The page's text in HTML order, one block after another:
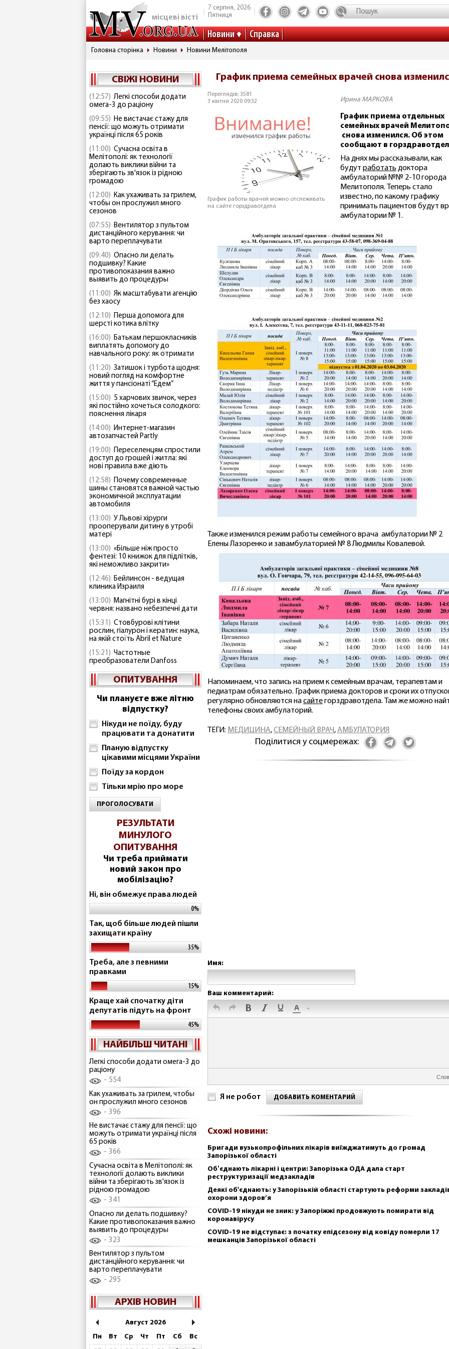
місцеві вісті
7 серпня, 2026
Пятниця
Новини Справка
Головна сторінка Новини Новини Мелітополя
СВІЖІ НОВИНИ
(12:57) Легкі способи додати
омега-3 до раціону
(09:55) Не вистачає стажу для
пенсії: що можуть отримати
українці після 65 років
(11:00) Сучасна освіта в
Мелітополі: як технології
долають виклики війни та
зберігають зв'язок із рідною
громадою
(12:00) Как ухаживать за грилем,
чтобы он прослужил много
сезонов
(07:55) Вентилятор з пультом
дистанційного керування: чи
варто переплачувати
(09:40) Опасно ли делать
подшивку? Какие
противопоказания важно
выявить до процедуры
(11:00) Як масштабувати агенцію
без хаосу
(12:10) Перша допомога для
шерсті котика влітку
(16:00) Батькам першокласників
виплатять допомогу до
навчального року: як отримати
(11:20) Затишок і турбота щодня:
новий погляд на комфортне
життя у пансіонаті “Едем”
(15:00) 5 харчових звичок, через
які постійно хочеться солодкого:
пояснення лікаря
(14:00) Интернет-магазин
автозапчастей Partly
(19:00) Переселенцям спростили
доступ до грошей і житла: які
нові правила вже діють
(12:58) Почему современные
шины становятся важной частью
экономичной эксплуатации
автомобиля
(13:00) У Львові хірурги
прооперували дитину в утробі
матері
(13:00) «Більше ніж просто
фентезі: 10 книжок для підлітків,
які неможливо закрити»
(12:46) Бейлинсон - ведущая
клиника Израиля
(13:00) Магнітні бурі в кінці
червня: названо небезпечні дати
(15:31) Стовбурові клітини
рослин, гіалурон і кератин: наука,
на якій стоїть Abril et Nature
(15:21) Частотные
преобразователи Danfoss
ОПИТУВАННЯ
Чи плануєте вже літню
відпустку?
Нікуди не поїду, буду
працювати та донатити
Планую відпустку
цікавими місцями України
Поїду за кордон
Тільки мрію про море
ПРОГОЛОСУВАТИ
РЕЗУЛЬТАТИ
МИНУЛОГО
ОПИТУВАННЯ
Чи треба приймати
новий закон про
мобілізацію?
Ні, він обмежує права людей
0%
Так, щоб більше людей пішли
захищати країну
35%
Треба, але з певними
правками
15%
Краще хай спочатку діти
депутатів підуть на фронт
45%
НАЙБІЛЬШ ЧИТАНІ
Легкі способи додати омега-3 до
раціону
554
Как ухаживать за грилем, чтобы
он прослужил много сезонов
396
Не вистачає стажу для пенсії: що
можуть отримати українці після
65 років
366
Сучасна освіта в Мелітополі: як
технології долають виклики
війни та зберігають зв'язок із
рідною громадою
341
Опасно ли делать подшивку?
Какие противопоказания важно
выявить до процедуры
323
Вентилятор з пультом
дистанційного керування: чи
варто переплачувати
295
АРХІВ НОВИН
Август 2026
Пн
Вт Ср Чт Пт Сб
Вс
График приема семейных врачей снова
Переглядів: 3581
3 квітня 2020 09:32
Ирина МАРКОВА
График работы врачей можно отслеживать
на сайте горздравотдела
График приема отдельных
семейных врачей
снова изменился. Об этом
сообщают в
На днях мы рассказывали, как
будут работать доктора
амбулаторий №№ 2-10 города
Мелитополя. Теперь стало
известно, по какому графику
принимать пациентов будут
амбулатории № 1.
Также изменился режим работы семейного врача амбулатории № 2
Елены Лазоренко и завамбулаторией № 8 Людмилы Ковалевой.
Напоминаем, что запись на прием к семейным врачам, терапевтам и
педиатрам обязательно. График приема докторов и сроки их
регулярно обновляются насайтегорздравотдела. Там же можно
телефоны своих амбулаторий.
ТЕГИ: МЕДИЦИНА,СЕМЕЙНЫЙ ВРАЧ,АМБУЛАТОРИЯ
Поділитися у соцмережах:
Имя:
Ваш комментарий:
Я не робот ДОБАВИТЬ КОМЕНТАРИЙ
Схожі новини:
Бригади вузькопрофільних лікарів виїжджатимуть до громад
Запорізької області
Обʼєднають лікарні і центри: Запорізька ОДА дала старт
реструктуризації медзакладів
Деякі об'єднають: у Запорізькій області стартують реформи
охорони здоров’я
СOVID-19 нікуди не зник: у Запоріжжі продовжують помирати від
коронавірусу
COVID-19 не відступає: з початку епідсезону від ковіду померли 17
мешканців Запорізької області